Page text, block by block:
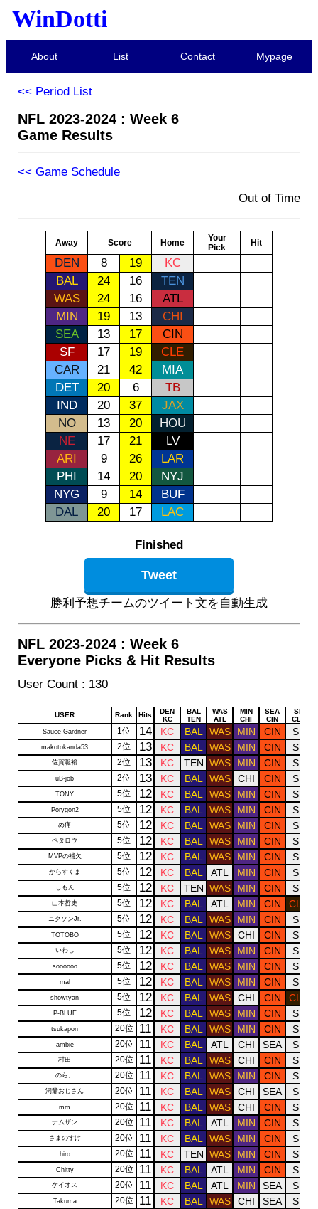
WinDotti
About List Contact Mypage
<< Period List
NFL 2023-2024 : Week 6
Game Results
<< Game Schedule
Out of Time
Away Score Home
Your
Pick
Hit
DEN 8 19
KC
BAL
24 16
TEN
WAS
24 16
ATL
MIN
19 13
CHI
SEA
13 17
CIN
SF
17 19
CLE
CAR
21 42
MIA
DET
20 6
TB
IND
20 37
JAX
NO
13 20
HOU
NE
17 21
LV
ARI
9 26
LAR
PHI
14 20
NYJ
NYG
9 14
BUF
DAL
20 17 LAC
Finished
Tweet
勝利予想チームのツイート文を自動生成
NFL 2023-2024 : Week 6
Everyone Picks & Hit Results
User Count : 130
USER Rank Hits
DEN
KC
BAL
TEN
WAS
ATL
MIN
CHI
SEA
CIN
SF
CLE
Sauce Gardner 1位 14 KC BAL WAS MIN CIN SF
makotokanda53 2位 13 KC BAL WAS MIN CIN SF
佐賀聡裕 2位 13 KC TEN WAS MIN CIN SF
uB-job 2位 13 KC BAL WAS CHI CIN SF
TONY 5位 12 KC BAL WAS MIN CIN SF
Porygon2 5位 12 KC BAL WAS MIN CIN SF
め痛 5位 12 KC BAL WAS MIN CIN SF
ペタロウ 5位 12 KC BAL WAS MIN CIN SF
MVPの補欠 5位 12 KC BAL WAS MIN CIN SF
からすくま 5位 12 KC BAL ATL MIN CIN SF
しもん 5位 12 KC TEN WAS MIN CIN SF
山本哲史 5位 12 KC BAL ATL MIN CIN CLE
ニクソンJr. 5位 12 KC BAL WAS MIN CIN SF
TOTOBO 5位 12 KC BAL WAS CHI CIN SF
いわし 5位 12 KC BAL WAS MIN CIN SF
soooooo 5位 12 KC BAL WAS MIN CIN SF
mal 5位 12 KC BAL WAS MIN CIN SF
showtyan 5位 12 KC BAL WAS CHI CIN CLE
P-BLUE 5位 12 KC BAL WAS MIN CIN SF
tsukapon 20位 11 KC BAL WAS MIN CIN SF
ambie 20位 11 KC BAL ATL CHI SEA SF
村田 20位 11 KC BAL WAS CHI CIN SF
のら。 20位 11 KC BAL WAS MIN CIN SF
洞爺おじさん 20位 11 KC BAL WAS CHI SEA SF
mm 20位 11 KC BAL WAS CHI CIN SF
ナムザン 20位 11 KC BAL ATL MIN CIN SF
さまのすけ 20位 11 KC BAL WAS MIN CIN SF
hiro 20位 11 KC TEN WAS MIN CIN SF
Chitty 20位 11 KC BAL ATL MIN CIN SF
ケイオス 20位 11 KC BAL ATL MIN SEA SF
Takuma 20位 11 KC BAL WAS CHI SEA SF